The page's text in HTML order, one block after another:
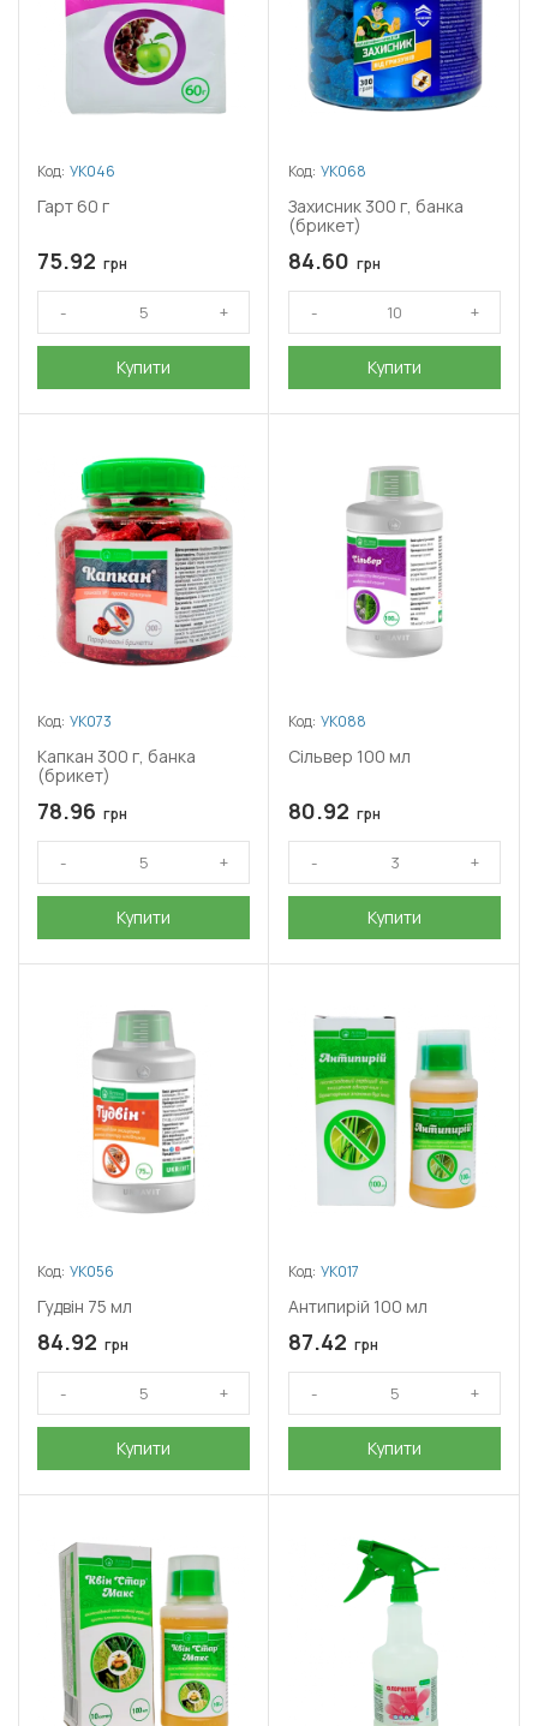
Код: УК046
Гарт 60 г
75.92 грн
Купити
Код: УК068
Захисник 300 г, банка
(брикет)
84.60 грн
Купити
Код: УК073
Капкан 300 г, банка
(брикет)
78.96 грн
Купити
Код: УК088
Сільвер 100 мл
80.92 грн
Купити
Код: УК056
Гудвін 75 мл
84.92 грн
Купити
Код: УК017
Антипирій 100 мл
87.42 грн
Купити